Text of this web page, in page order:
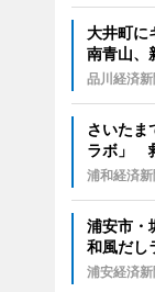
大井町に
南青山、
品川経済新
さいたま
ラボ」
浦和経済新
浦安市・
和風だし
浦安経済新